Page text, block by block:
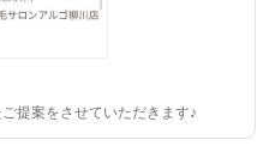
提案をさせていただきます♪